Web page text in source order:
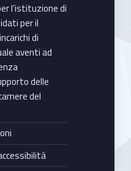
l’istituzione di
per il
di
aventi ad
delle
del